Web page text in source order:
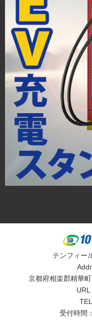
テンフィー
京都府相楽郡精華
URL
TEL
受付時間